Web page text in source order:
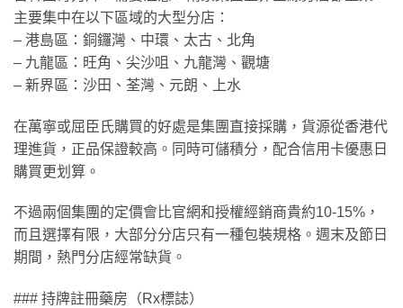
主要集中在以下區域的大型分店：
– 港島區：銅鑼灣、中環、太古、北角
– 九龍區：旺角、尖沙咀、九龍灣、觀塘
– 新界區：沙田、荃灣、元朗、上水
在萬寧或屈臣氏購買的好處是集團直接採購，貨源從香港代
理進貨，正品保證較高。同時可儲積分，配合信用卡優惠日
購買更划算。
不過兩個集團的定價會比官網和授權經銷商貴約10-15%，
而且選擇有限，大部分分店只有一種包裝規格。週末及節日
期間，熱門分店經常缺貨。
### 持牌註冊藥房（Rx標誌）